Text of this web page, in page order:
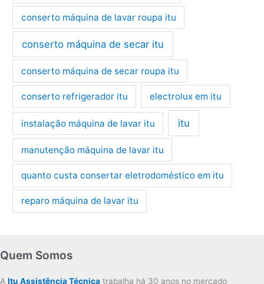
conserto máquina de lavar roupa itu
conserto máquina de secar itu
conserto máquina de secar roupa itu
conserto refrigerador itu electrolux em itu
instalação máquina de lavar itu itu
manutenção máquina de lavar itu
quanto custa consertar eletrodoméstico em itu
reparo máquina de lavar itu
Quem Somos
A Itu Assistência Técnica trabalha há 30 anos no mercado